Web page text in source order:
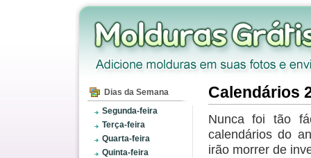
Dias da Semana
Segunda-feira
Terça-feira
Quarta-feira
Quinta-feira
Calendários
Nunca foi tão
calendários do
irão morrer de